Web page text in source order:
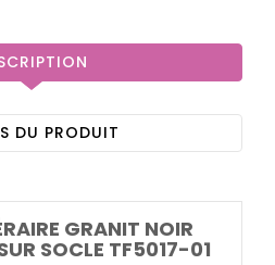
DU PRODUIT
GRANIT NOIR
SOCLE TF5017-01